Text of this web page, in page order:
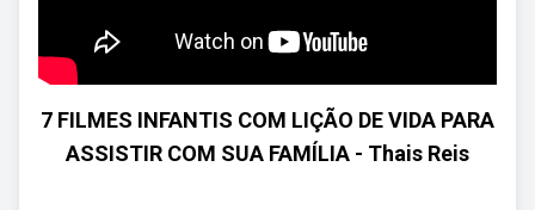
7 FILMES INFANTIS COM LIÇÃO DE VIDA PARA
ASSISTIR COM SUA FAMÍLIA - Thais Reis